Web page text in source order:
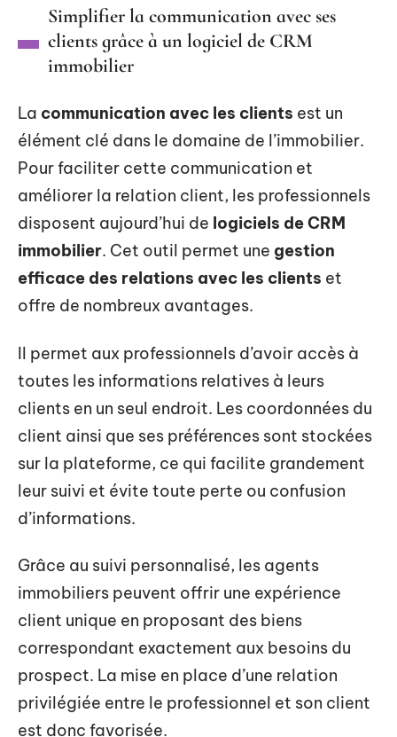
Simplifier la communication avec ses
clients grâce à un logiciel de CRM
immobilier
La communication avec les clients est un
élément clé dans le domaine de l’immobilier.
Pour faciliter cette communication et
améliorer la relation client, les professionnels
disposent aujourd’hui de logiciels de CRM
immobilier. Cet outil permet une gestion
efficace des relations avec les clients et
offre de nombreux avantages.
Il permet aux professionnels d’avoir accès à
toutes les informations relatives à leurs
clients en un seul endroit. Les coordonnées du
client ainsi que ses préférences sont stockées
sur la plateforme, ce qui facilite grandement
leur suivi et évite toute perte ou confusion
d’informations.
Grâce au suivi personnalisé, les agents
immobiliers peuvent offrir une expérience
client unique en proposant des biens
correspondant exactement aux besoins du
prospect. La mise en place d’une relation
privilégiée entre le professionnel et son client
est donc favorisée.